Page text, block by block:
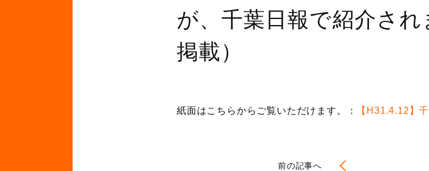
が、千葉日報で紹介さ
掲載）
紙面はこちらからご覧いただけます。： 【H31.4.12】
前の記事へ